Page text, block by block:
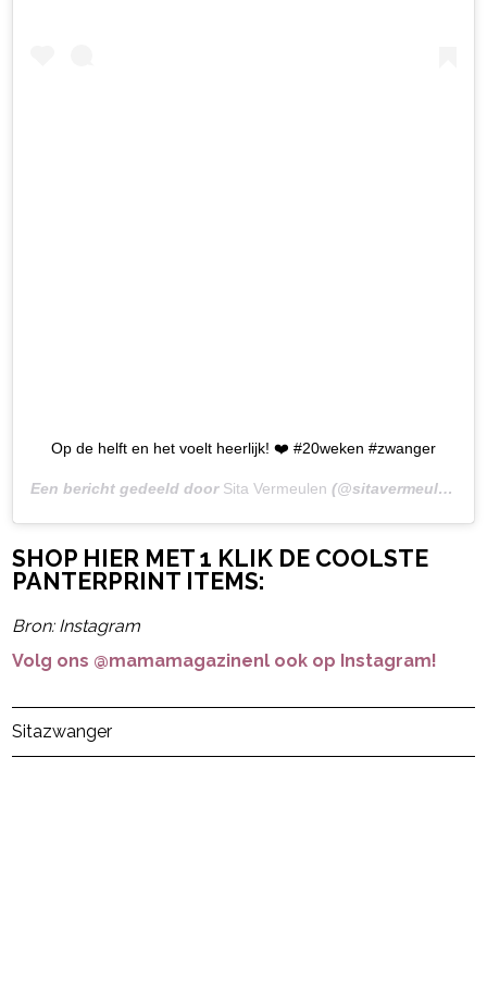
Op de helft en het voelt heerlijk! ❤️ #20weken #zwanger
Een bericht gedeeld door Sita Vermeulen (@sitavermeulen) op
SHOP HIER MET 1 KLIK DE COOLSTE
PANTERPRINT ITEMS:
Bron: Instagram
Volg ons @mamamagazinenl ook op Instagram!
Sitazwanger